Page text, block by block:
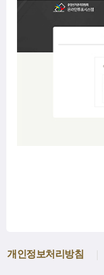
개인정보처리방침